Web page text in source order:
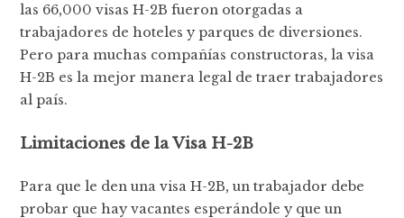
las 66,000 visas H-2B fueron otorgadas a
trabajadores de hoteles y parques de diversiones.
Pero para muchas compañías constructoras, la visa
H-2B es la mejor manera legal de traer trabajadores
al país.
Limitaciones de la Visa H-2B
Para que le den una visa H-2B, un trabajador debe
probar que hay vacantes esperándole y que un